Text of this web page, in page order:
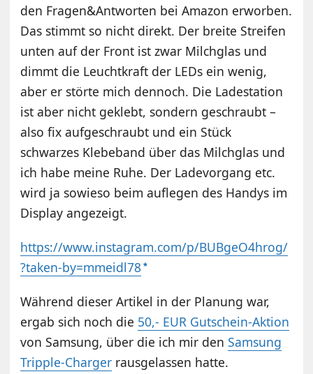
den Fragen&Antworten bei Amazon erworben.
Das stimmt so nicht direkt. Der breite Streifen
unten auf der Front ist zwar Milchglas und
dimmt die Leuchtkraft der LEDs ein wenig,
aber er störte mich dennoch. Die Ladestation
ist aber nicht geklebt, sondern geschraubt –
also fix aufgeschraubt und ein Stück
schwarzes Klebeband über das Milchglas und
ich habe meine Ruhe. Der Ladevorgang etc.
wird ja sowieso beim auflegen des Handys im
Display angezeigt.
https://www.instagram.com/p/BUBgeO4hrog/
?taken-by=mmeidl78
Während dieser Artikel in der Planung war,
ergab sich noch die 50,- EUR Gutschein-Aktion
von Samsung, über die ich mir denSamsung
Tripple-Charger rausgelassen hatte.